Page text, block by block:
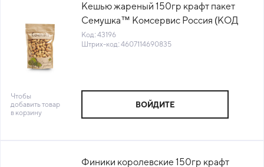
Кешью жареный 150гр крафт пакет
Семушка™ Комсервис Россия (КОД
43196) (+18°С)
Код: 43196
Штрих-код: 4607114690835
Чтобы
добавить товар
в корзину
ВОЙДИТЕ
Финики королевские 150гр крафт